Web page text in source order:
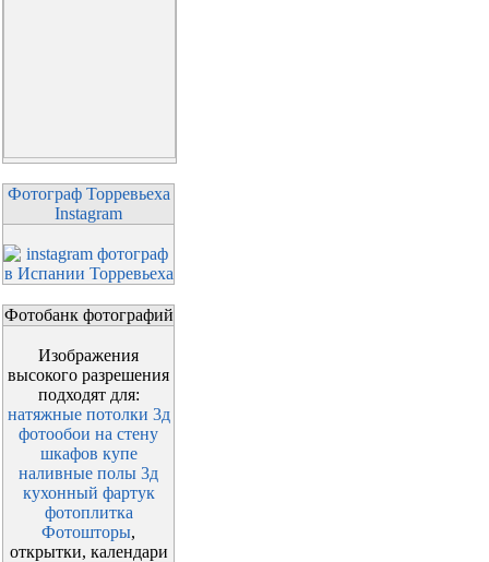
Фотограф Торревьеха
Instagram
Фотобанк фотографий
Изображения
высокого разрешения
подходят для:
натяжные потолки 3д
фотообои на стену
шкафов купе
наливные полы 3д
кухонный фартук
фотоплитка
Фотошторы,
открытки, календари